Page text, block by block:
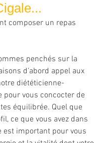
composer un repas
penchés sur la
d’abord appel aux
diététicienne-
vous concocter de
équilibrée. Quel que
ce que vous avez dans
est important pour vous